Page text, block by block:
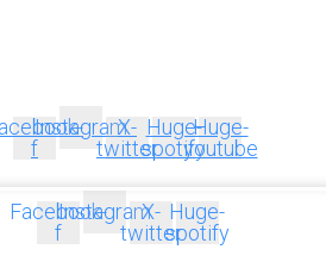
f
InstagramX-
twitter
Huge-
spotify
Huge-
youtube
Facebook-
f
InstagramX-
twitter
Huge-
spotify